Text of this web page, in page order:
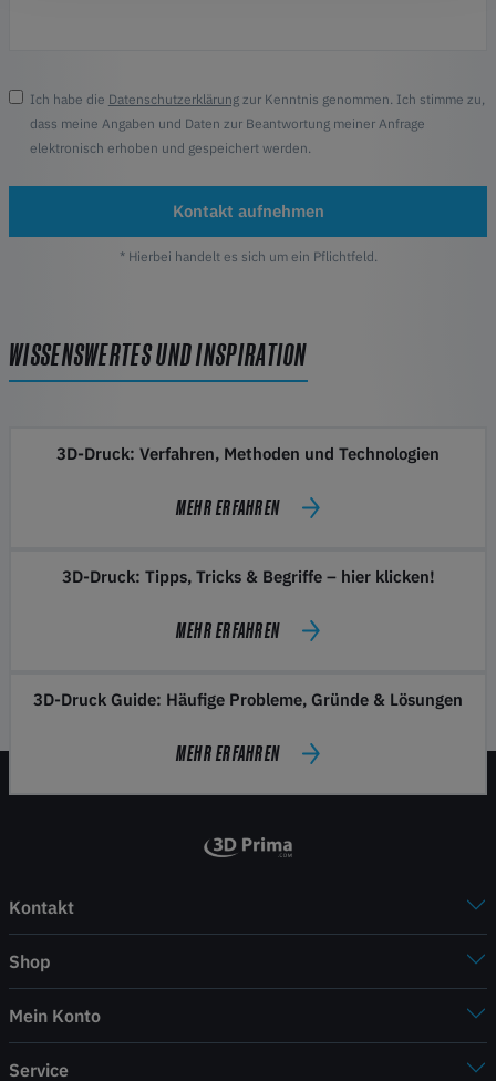
Ich habe die Datenschutzerklärungzur Kenntnis genommen. Ich stimme zu,
dass meine Angaben und Daten zur Beantwortung meiner Anfrage
elektronisch erhoben und gespeichert werden.
Kontakt aufnehmen
* Hierbei handelt es sich um ein Pflichtfeld.
WISSENSWERTES UND INSPIRATION
3D-Druck: Verfahren, Methoden und Technologien
MEHR ERFAHREN
3D-Druck: Tipps, Tricks & Begriffe – hier klicken!
MEHR ERFAHREN
3D-Druck Guide: Häufige Probleme, Gründe & Lösungen
MEHR ERFAHREN
Kontakt
Shop
Mein Konto
Service